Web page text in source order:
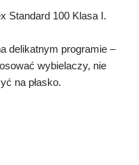
Standard 100 Klasa I.
delikatnym programie –
wybielaczy, nie
na płasko.